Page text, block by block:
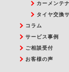
カーメンテ
タイヤ交換
コラム
サービス事例
ご相談受付
お客様の声